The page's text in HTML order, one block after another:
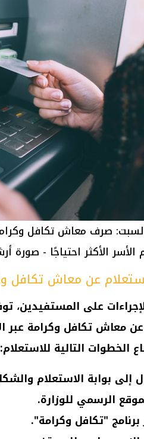
الأكثر احتياجًا - صورة
عن معاش تكافل
على المستفيدين،
عن معاش تكافل وكرامة عبر
الخطوات التالية للاستعلام:
إلى بوابة الاستعلام
الرسمي للوزارة.
برنامج "تكافل وكرامة".